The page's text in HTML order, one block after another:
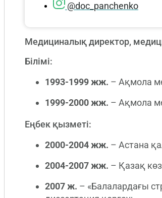
@doc_panchenko
Медициналық директор,
Білімі:
1993-1999 жж. – Ақмола
1999-2000 жж. – Ақмола
Еңбек қызметі:
2000-2004 жж. – Астана
2004-2007 жж. – Қазақ
2007 ж. – «Балалардағы